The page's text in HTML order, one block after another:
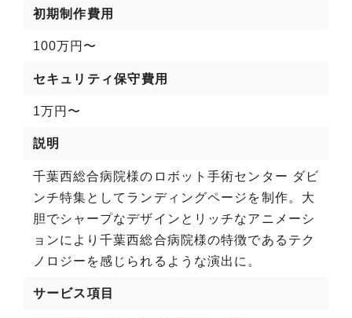
初期制作費用
100万円〜
セキュリティ保守費用
1万円〜
説明
千葉西総合病院様のロボット手術センター ダビ
ンチ特集としてランディングページを制作。大
胆でシャープなデザインとリッチなアニメーシ
ョンにより千葉西総合病院様の特徴であるテク
ノロジーを感じられるような演出に。
サービス項目